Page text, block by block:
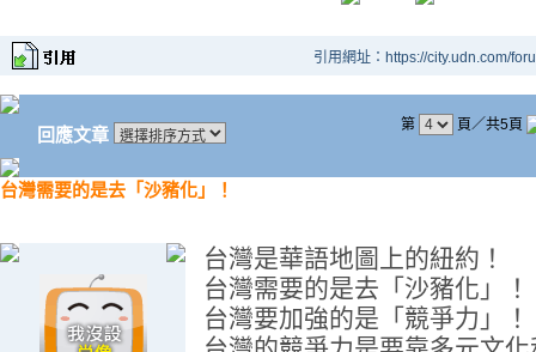
引用網址：https://city.udn.com/
回應文章 第 頁／共5頁
台灣需要的是去「沙豬化」！
台灣是華語地圖上的紐約！
台灣需要的是去「沙豬化」！
台灣要加強的是「競爭力」！